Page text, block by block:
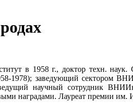
в 1958 г., доктор техн.
1978); заведующий сектором
научный сотрудник
наградами. Лауреат премии